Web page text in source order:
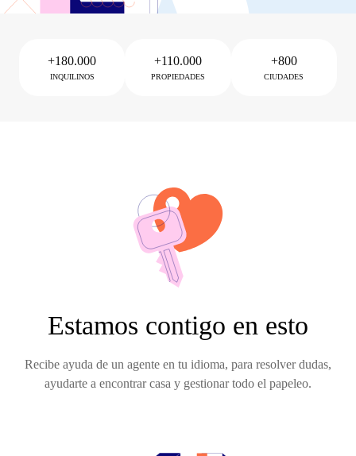
+180.000
INQUILINOS
+110.000
PROPIEDADES
+800
CIUDADES
Estamos contigo en esto
Recibe ayuda de un agente en tu idioma, para resolver dudas,
ayudarte a encontrar casa y gestionar todo el papeleo.